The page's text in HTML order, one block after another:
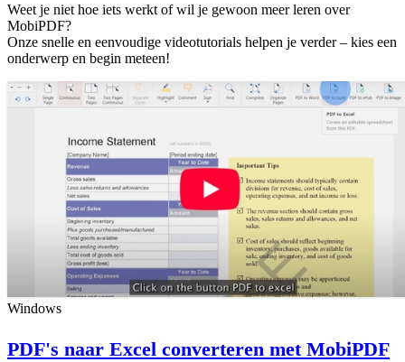
Weet je niet hoe iets werkt of wil je gewoon meer leren over
MobiPDF?
Onze snelle en eenvoudige videotutorials helpen je verder – kies een
onderwerp en begin meteen!
Windows
PDF's naar Excel converteren met MobiPDF